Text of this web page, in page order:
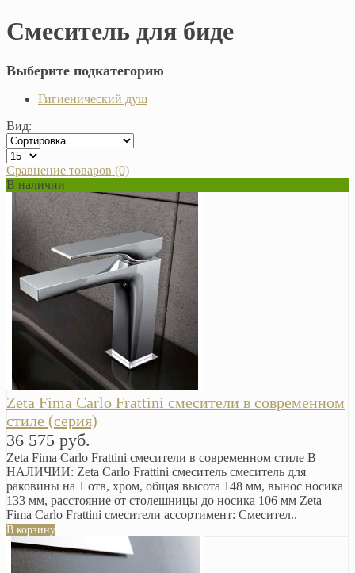
Смеситель для биде
Выберите подкатегорию
Гигиенический душ
Вид:
Сравнение товаров (0)
В наличии
Zeta Fima Carlo Frattini смесители в современном
стиле (серия)
36 575 руб.
Zeta Fima Carlo Frattini смесители в современном стиле В
НАЛИЧИИ: Zeta Carlo Frattini смеситель смеситель для
раковины на 1 отв, хром, общая высота 148 мм, вынос носика
133 мм, расстояние от столешницы до носика 106 мм Zeta
Fima Carlo Frattini смесители ассортимент: Смесител..
В корзину